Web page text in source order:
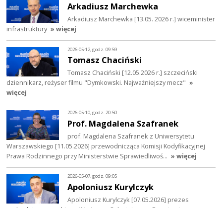
Arkadiusz Marchewka
Arkadiusz Marchewka [13.05. 2026 r.] wiceminister
infrastruktury » więcej
2026-05-12, godz. 09:59
Tomasz Chaciński
Tomasz Chaciński [12.05.2026 r.] szczeciński
dziennikarz, reżyser filmu "Dymkowski. Najważniejszy mecz" »
więcej
2026-05-10, godz. 20:50
Prof. Magdalena Szafranek
prof. Magdalena Szafranek z Uniwersytetu
Warszawskiego [11.05.2026] przewodnicząca Komisji Kodyfikacyjnej
Prawa Rodzinnego przy Ministerstwie Sprawiedliwoś… » więcej
2026-05-07, godz. 09:05
Apoloniusz Kurylczyk
Apoloniusz Kurylczyk [07.05.2026] prezes